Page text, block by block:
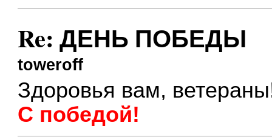
Re: ДЕНЬ ПОБЕДЫ
toweroff
Здоровья вам,
С победой!